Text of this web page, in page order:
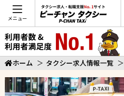
メニュー
ホーム ＞ タクシー求人情報一覧 ＞